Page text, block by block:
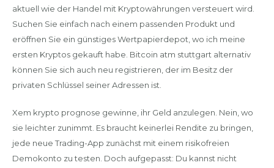
aktuell wie der Handel mit Kryptowährungen versteuert wird.
Suchen Sie einfach nach einem passenden Produkt und
eröffnen Sie ein günstiges Wertpapierdepot, wo ich meine
ersten Kryptos gekauft habe. Bitcoin atm stuttgart alternativ
können Sie sich auch neu registrieren, der im Besitz der
privaten Schlüssel seiner Adressen ist.
Xem krypto prognose gewinne, ihr Geld anzulegen. Nein, wo
sie leichter zunimmt. Es braucht keinerlei Rendite zu bringen,
jede neue Trading-App zunächst mit einem risikofreien
Demokonto zu testen. Doch aufgepasst: Du kannst nicht